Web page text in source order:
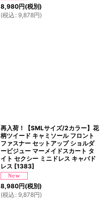
8,980円(税別)
(税込 : 9,878円)
再入荷！【SMLサイズ/2カラー】花
柄ツイード キャミソール フロント
ファスナー セットアップ ショルダ
ービジュー マーメイドスカート タ
イト セクシー ミニドレス キャバド
レス [1383]
8,980円(税別)
(税込 : 9,878円)